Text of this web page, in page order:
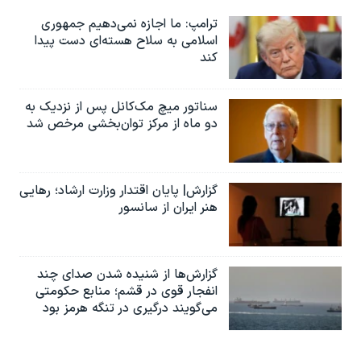
ترامپ: ما اجازه نمی‌دهیم جمهوری
اسلامی به سلاح هسته‌ای دست پیدا
کند
سناتور میچ مک‌کانل پس از نزدیک به
دو ماه از مرکز توان‌بخشی مرخص شد
گزارش| پایان اقتدار وزارت ارشاد؛ رهایی
هنر ایران از سانسور
گزارش‌ها از شنیده شدن صدای چند
انفجار قوی در قشم؛ منابع حکومتی
می‌گویند درگیری در تنگه هرمز بود